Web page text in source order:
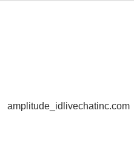
amplitude_idlivechatinc.com